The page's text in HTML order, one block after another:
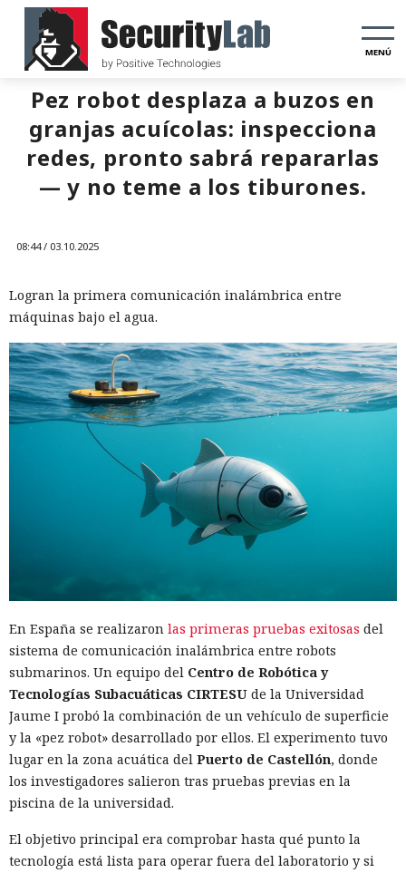
MENÚ
Pez robot desplaza a buzos en
granjas acuícolas: inspecciona
redes, pronto sabrá repararlas
— y no teme a los tiburones.
08:44 / 03.10.2025
Logran la primera comunicación inalámbrica entre
máquinas bajo el agua.
En España se realizaron las primeras pruebas exitosas del
sistema de comunicación inalámbrica entre robots
submarinos. Un equipo del Centro de Robótica y
Tecnologías Subacuáticas CIRTESU de la Universidad
Jaume I probó la combinación de un vehículo de superficie
y la «pez robot» desarrollado por ellos. El experimento tuvo
lugar en la zona acuática del Puerto de Castellón, donde
los investigadores salieron tras pruebas previas en la
piscina de la universidad.
El objetivo principal era comprobar hasta qué punto la
tecnología está lista para operar fuera del laboratorio y si